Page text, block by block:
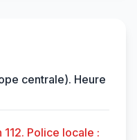
centrale). Heure
Police locale :